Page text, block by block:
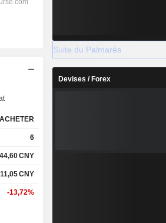
ACHETER
6
CNY
CNY
-13,72%
Suite du Palmarès
Devises / Forex